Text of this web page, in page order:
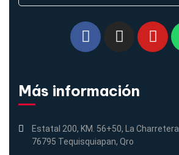
Más información
Estatal 200, KM. 56+50, La Charretera
76795 Tequisquiapan, Qro